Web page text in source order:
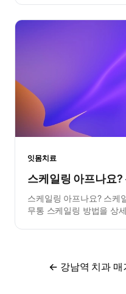
잇몸치료
스케일링 아프나요?
스케일링 아프나요? 스케
무통 스케일링 방법을 상
← 강남역 치과 매